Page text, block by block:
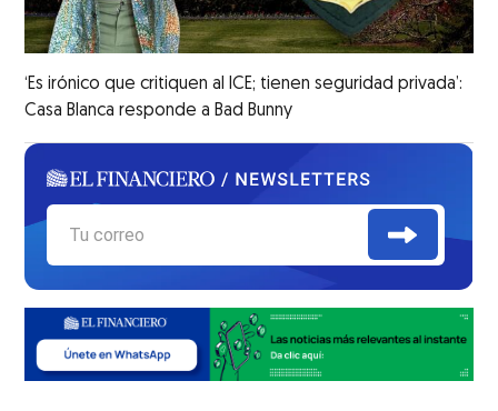
‘Es irónico que critiquen al ICE; tienen seguridad privada’:
Casa Blanca responde a Bad Bunny